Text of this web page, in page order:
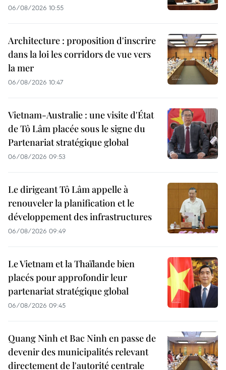
06/08/2026 10:55
Architecture : proposition d'inscrire
dans la loi les corridors de vue vers
la mer
06/08/2026 10:47
Vietnam-Australie : une visite d'État
de Tô Lâm placée sous le signe du
Partenariat stratégique global
06/08/2026 09:53
Le dirigeant Tô Lâm appelle à
renouveler la planification et le
développement des infrastructures
06/08/2026 09:49
Le Vietnam et la Thaïlande bien
placés pour approfondir leur
partenariat stratégique global
06/08/2026 09:45
Quang Ninh et Bac Ninh en passe de
devenir des municipalités relevant
directement de l'autorité centrale